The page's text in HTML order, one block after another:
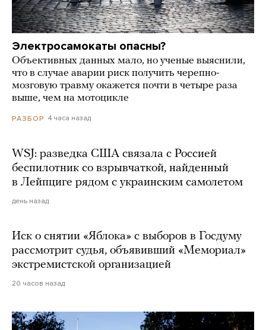
Электросамокаты опасны?
Объективных данных мало, но ученые выяснили,
что в случае аварии риск получить черепно-
мозговую травму окажется почти в четыре раза
выше, чем на мотоцикле
РАЗБОР 4 часа назад
WSJ: разведка США связала с Россией
беспилотник со взрывчаткой, найденный
в Лейпциге рядом с украинским самолетом
день назад
Иск о снятии «Яблока» с выборов в Госдуму
рассмотрит судья, объявивший «Мемориал»
экстремистской организацией
20 часов назад